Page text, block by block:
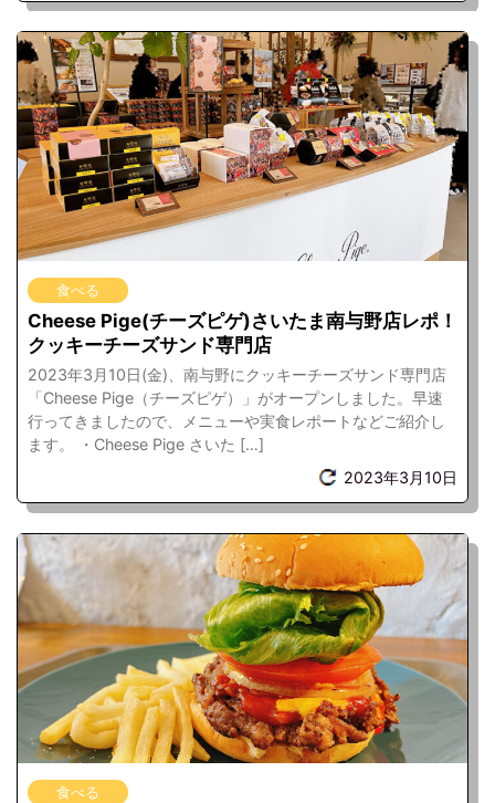
食べる
Cheese Pige(チーズピゲ)さいたま南与野店レポ！
クッキーチーズサンド専門店
2023年3月10日(金)、南与野にクッキーチーズサンド専門店
「Cheese Pige（チーズピゲ）」がオープンしました。早速
行ってきましたので、メニューや実食レポートなどご紹介し
ます。 ・Cheese Pige さいた […]
2023年3月10日
食べる